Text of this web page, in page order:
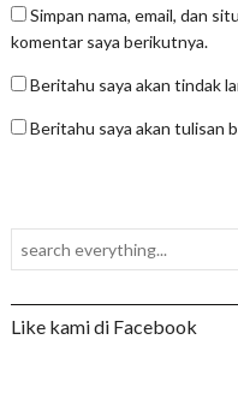
Simpan nama, email, dan
komentar saya berikutnya.
Beritahu saya akan tindak
Beritahu saya akan tulisan
Like kami di Facebook